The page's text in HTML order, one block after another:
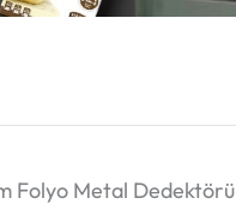
Folyo Metal Dedektörü